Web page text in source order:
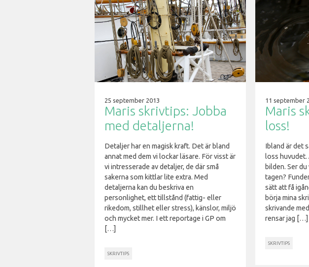
25 september 2013
Maris skrivtips: Jobba
med detaljerna!
Detaljer har en magisk kraft. Det är bland
annat med dem vi lockar läsare. För visst är
vi intresserade av detaljer, de där små
sakerna som kittlar lite extra. Med
detaljerna kan du beskriva en
personlighet, ett tillstånd (fattig- eller
rikedom, stillhet eller stress), känslor, miljö
och mycket mer. I ett reportage i GP om
[…]
SKRIVTIPS
11 september
Maris
loss!
Ibland är det
loss huvudet.
bilden. Ser
tagen?
sätt att få
börja mina
skrivande
rensar jag […]
SKRIVTIPS